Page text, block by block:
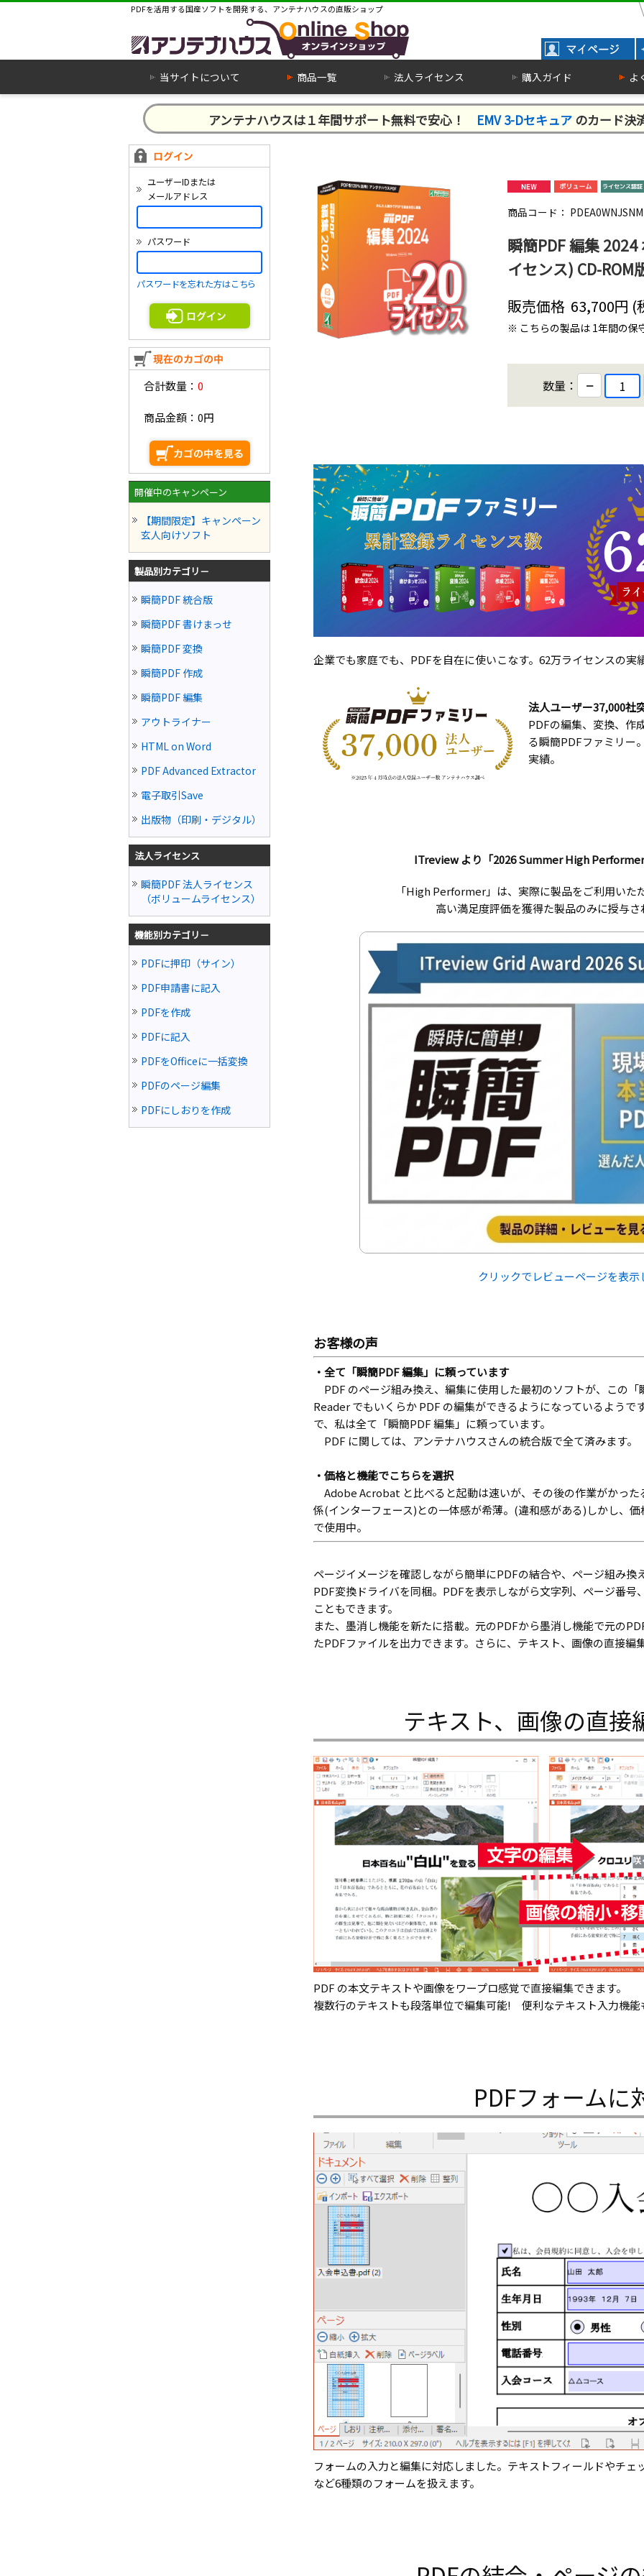
PDFを活用する国産ソフトを開発する、アンテナハウスの直販ショップ
当サイトについて 商品一覧 法人ライセンス 購入ガイド よ
アンテナハウスは１年間サポート無料で安心！ EMV 3-Dセキュアのカード決
ユーザーIDまたは
メールアドレス
パスワード
パスワードを忘れた方はこちら
合計数量： 0
商品金額： 0円
開催中のキャンペーン
【期間限定】キャンペーン
玄人向けソフト
製品別カテゴリ－
瞬簡PDF 統合版
瞬簡PDF 書けまっせ
瞬簡PDF 変換
瞬簡PDF 作成
瞬簡PDF 編集
アウトライナー
HTML on Word
PDF Advanced Extractor
電子取引Save
出版物（印刷・デジタル）
法人ライセンス
瞬簡PDF 法人ライセンス
（ボリュームライセンス）
機能別カテゴリ－
PDFに押印（サイン）
PDF申請書に記入
PDFを作成
PDFに記入
PDFをOfficeに一括変換
PDFのページ編集
PDFにしおりを作成
商品コード： PDEA0WNJSNM
瞬簡PDF 編集
イセンス) CD-ROM
販売価格 63,700円 (
※ こちらの製品は 1年間の保
数量： −
企業でも家庭でも、PDFを自在に使いこなす。62万ライセンスの実
法人ユーザー37,000社
PDFの編集、変換、作
る瞬簡PDFファミリー
実績。
ITreview より「2026 Summer High
「High Performer」は、実際に製品をご利用いた
高い満足度評価を獲得た製品のみに授与
クリックでレビューページを表示
お客様の声
・全て「瞬簡PDF 編集」に頼っています
PDF のページ組み換え、編集に使用した最初のソフトが、この
Reader でもいくらか PDF の編集ができるようになっているようで
で、私は全て「瞬簡PDF 編集」に頼っています。
PDF に関しては、アンテナハウスさんの統合版で全て済みます。
・価格と機能でこちらを選択
Adobe Acrobat と比べると起動は速いが、その後の作業がかった
係(インターフェース)との一体感が希薄。(違和感がある)しかし、
で使用中。
ページイメージを確認しながら簡単にPDFの結合や、ページ組み換
PDF変換ドライバを同梱。PDFを表示しながら文字列、ページ番
こともできます。
また、墨消し機能を新たに搭載。元のPDFから墨消し機能で元の
たPDFファイルを出力できます。さらに、テキスト、画像の直接編
テキスト、画像の直接
PDF の本文テキストや画像をワープロ感覚で直接編集できます。
複数行のテキストも段落単位で編集可能! 便利なテキスト入力機能
PDFフォームに
フォームの入力と編集に対応しました。テキストフィールドやチェ
など6種類のフォームを扱えます。